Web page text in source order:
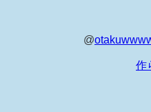
@
作